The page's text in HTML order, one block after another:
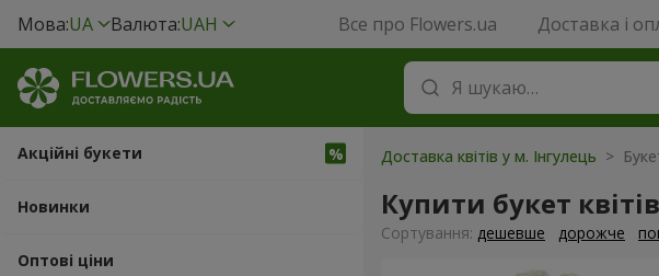
Мова:UA Валюта:UAH Все про Flowers.ua Доставка і
Акційні букети
Новинки
Оптові ціни
Доставка квітів у м. Інгулець >
Купити букет квітів
Сортування: дешевше дорожче